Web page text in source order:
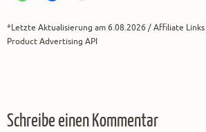
*Letzte Aktualisierung am 6.08.2026 / Affiliate
Product Advertising API
Schreibe einen Kommentar